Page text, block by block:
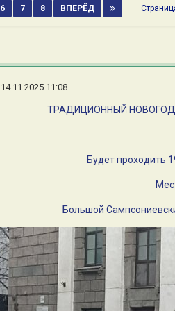
6 7 8 ВПЕРЁД
14.11.2025 11:08
ТРАДИЦИОННЫЙ
Будет проходить
Большой